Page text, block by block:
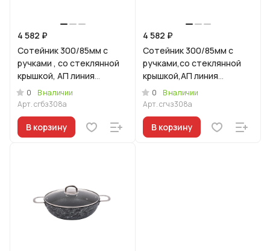
4 582 ₽
Сотейник 300/85мм с
ручками , со стеклянной
крышкой, АП линия
"Грация" (белый/золото)
0
В наличии
Арт.сгбз308а
В корзину
4 582 ₽
Сотейник 300/85мм с
ручками,со стеклянной
крышкой,АП линия
"Грация"(черный/золото)
0
В наличии
Арт.сгчз308а
В корзину